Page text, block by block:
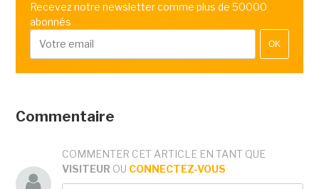
Recevez notre newsletter comme plus de 50000
abonnés
OK
Commentaire
COMMENTER CET ARTICLE EN TANT QUE
VISITEUR OU CONNECTEZ-VOUS